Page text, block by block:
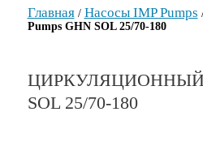
Главная/ Насосы IMP Pumps
Pumps GHN SOL 25/70-180
ЦИРКУЛЯЦИОННЫЙ
SOL 25/70-180